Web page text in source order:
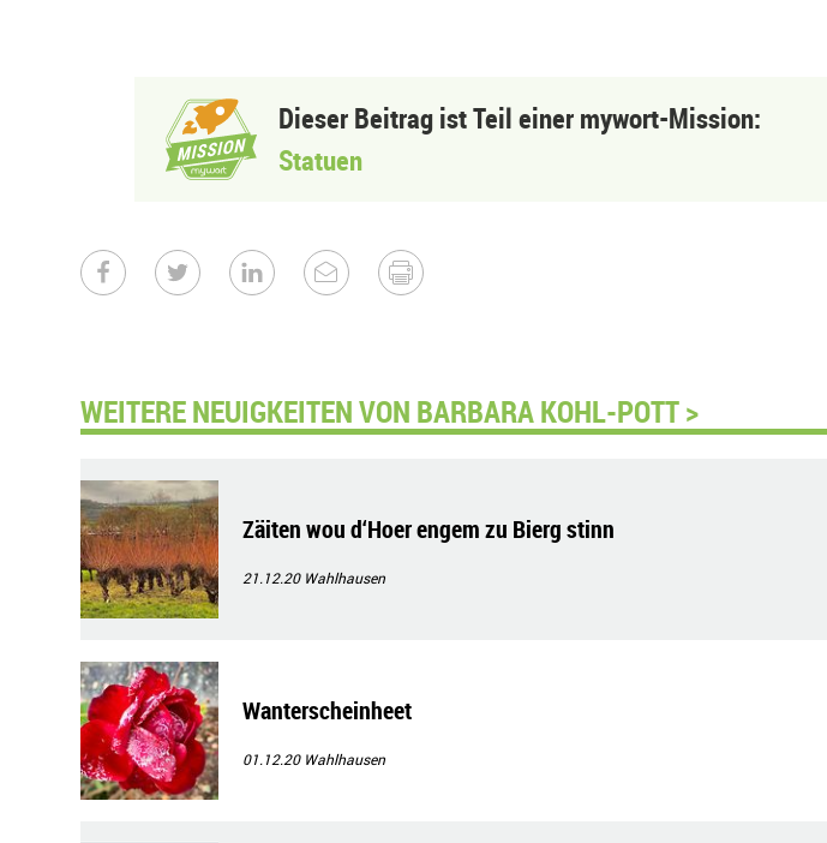
Dieser Beitrag ist Teil einer mywort-Mission:
Statuen
WEITERE NEUIGKEITEN VON BARBARA KOHL-POTT >
Zäiten wou d‘Hoer engem zu Bierg stinn
21.12.20 Wahlhausen
Wanterscheinheet
01.12.20 Wahlhausen